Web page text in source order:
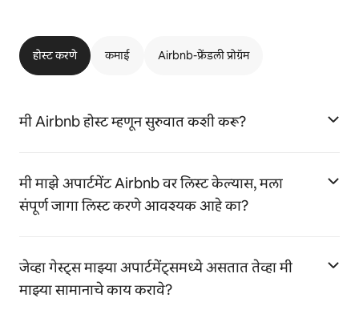
होस्ट करणे कमाई Airbnb-फ्रेंडली प्रोग्रॅम
मी Airbnb होस्ट म्हणून सुरुवात कशी करू?
मी माझे अपार्टमेंट Airbnb वर लिस्ट केल्यास, मला
संपूर्ण जागा लिस्ट करणे आवश्यक आहे का?
जेव्हा गेस्ट्स माझ्या अपार्टमेंट्समध्ये असतात तेव्हा मी
माझ्या सामानाचे काय करावे?